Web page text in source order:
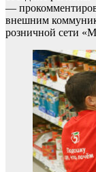
—
внешним
розничной сети